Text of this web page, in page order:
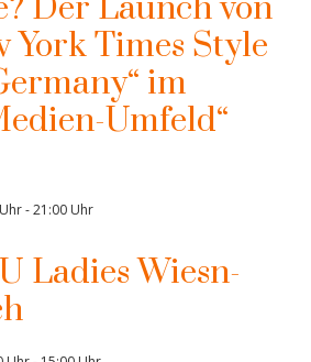
Der Launch von
York Times Style
im
Umfeld“
-21:00 Uhr
Ladies Wiesn-